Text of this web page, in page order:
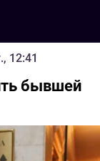
12:41
бывшей